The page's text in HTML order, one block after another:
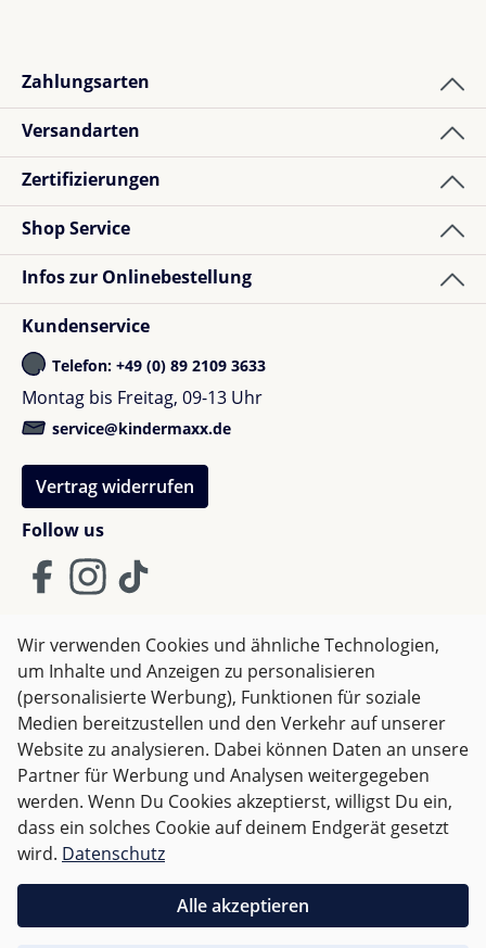
Zahlungsarten
Versandarten
Zertifizierungen
Follow us
Shop Service
Infos zur Onlinebestellung
Kundenservice
Telefon: +49 (0) 89 2109 3633
Montag bis Freitag, 09-13 Uhr
service@kindermaxx.de
Vertrag widerrufen
AGB Impressum
Datenschutz
Widerrufsrecht
Alle Preise inkl. gesetzl. Mehrwertsteuer zzgl.Versandkosten
und ggf. Nachnahmegebühren, wenn nicht anders
angegeben.
Für Deutschland sind Bestellungen ab 50,- EUR
versandkostenfrei.
Wir verwenden Cookies und ähnliche Technologien,
um Inhalte und Anzeigen zu personalisieren
(personalisierte Werbung), Funktionen für soziale
Medien bereitzustellen und den Verkehr auf unserer
Website zu analysieren. Dabei können Daten an unsere
Partner für Werbung und Analysen weitergegeben
werden. Wenn Du Cookies akzeptierst, willigst Du ein,
dass ein solches Cookie auf deinem Endgerät gesetzt
wird. Datenschutz
Alle akzeptieren